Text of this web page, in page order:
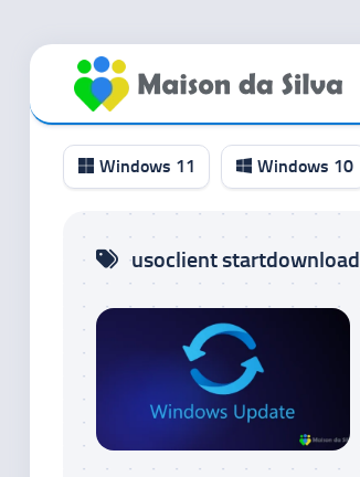
conteúdo
Windows 11 Windows 10
usoclient startdownload